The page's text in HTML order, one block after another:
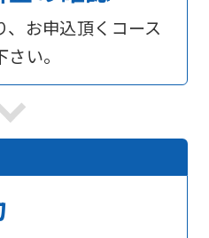
、お申込頂くコース
い。